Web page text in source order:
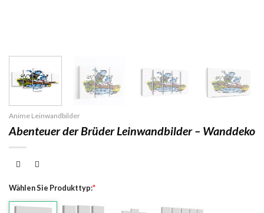
Anime Leinwandbilder
Abenteuer der Brüder Leinwandbilder – Wanddeko
Wählen Sie Produkttyp:*